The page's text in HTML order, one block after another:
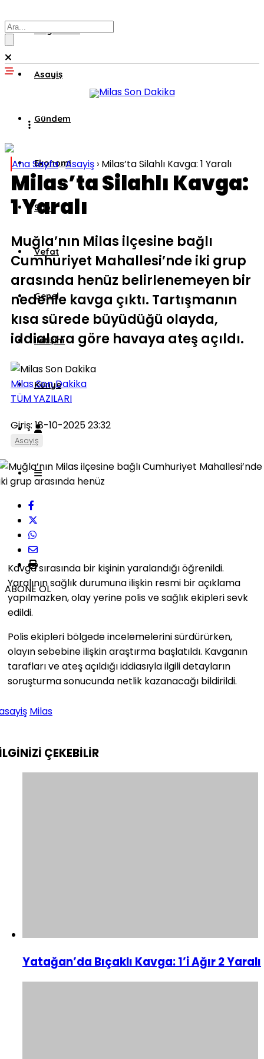
Muğla’dan
Asayiş
Gündem
Ekonomi
Spor
Vefat
Genel
İletişim
Künye
Ana Sayfa›Asayiş › Milas’ta Silahlı Kavga: 1 Yaralı
Milas’ta Silahlı Kavga:
1 Yaralı
Muğla’nın Milas ilçesine bağlı
Cumhuriyet Mahallesi’nde iki grup
arasında henüz belirlenemeyen bir
nedenle kavga çıktı. Tartışmanın
kısa sürede büyüdüğü olayda,
iddialara göre havaya ateş açıldı.
Milas Son Dakika
TÜM YAZILARI
Giriş: 18-10-2025 23:32
Asayiş
ABONE OL
Kavga sırasında bir kişinin yaralandığı öğrenildi.
Yaralının sağlık durumuna ilişkin resmi bir açıklama
yapılmazken, olay yerine polis ve sağlık ekipleri sevk
edildi.
Polis ekipleri bölgede incelemelerini sürdürürken,
olayın sebebine ilişkin araştırma başlatıldı. Kavganın
tarafları ve ateş açıldığı iddiasıyla ilgili detayların
soruşturma sonucunda netlik kazanacağı bildirildi.
Milas
ÇEKEBİLİR
Yatağan’da Bıçaklı Kavga: 1’i Ağır 2 Yaralı